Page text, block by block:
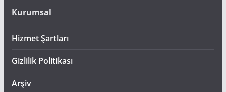
Kurumsal
Hizmet Şartları
Gizlilik Politikası
Arşiv